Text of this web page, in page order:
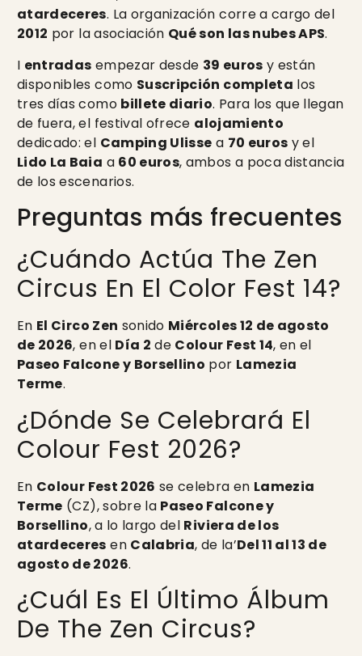
atardeceres. La organización corre a cargo del
2012 por la asociación Qué son las nubes APS.
I entradas empezar desde 39 euros y están
disponibles como Suscripción completa los
tres días como billete diario. Para los que llegan
de fuera, el festival ofrece alojamiento
dedicado: el Camping Ulisse a 70 euros y el
Lido La Baia a 60 euros, ambos a poca distancia
de los escenarios.
Preguntas más frecuentes
¿Cuándo Actúa The Zen
Circus En El Color Fest 14?
En El Circo Zen sonido Miércoles 12 de agosto
de 2026, en el Día 2 de Colour Fest 14, en el
Paseo Falcone y Borsellino por Lamezia
Terme.
¿Dónde Se Celebrará El
Colour Fest 2026?
En Colour Fest 2026 se celebra en Lamezia
Terme (CZ), sobre la Paseo Falcone y
Borsellino, a lo largo del Riviera de los
atardeceres en Calabria, de la’Del 11 al 13 de
agosto de 2026.
¿Cuál Es El Último Álbum
De The Zen Circus?